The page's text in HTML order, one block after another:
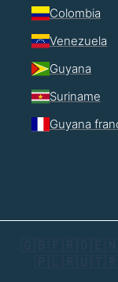
Colombia
Venezuela
Guyana
Suriname
Guyana
🇬🇧 🇫🇷 🇩🇪
🇵🇱 🇷🇺 🇹🇷